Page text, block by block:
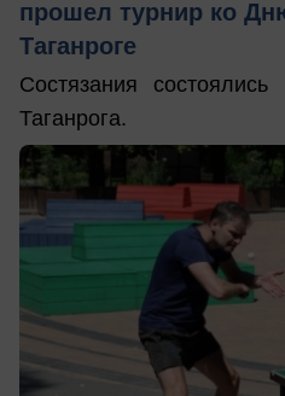
прошел турнир ко
Таганроге
Состязания
Таганрога.